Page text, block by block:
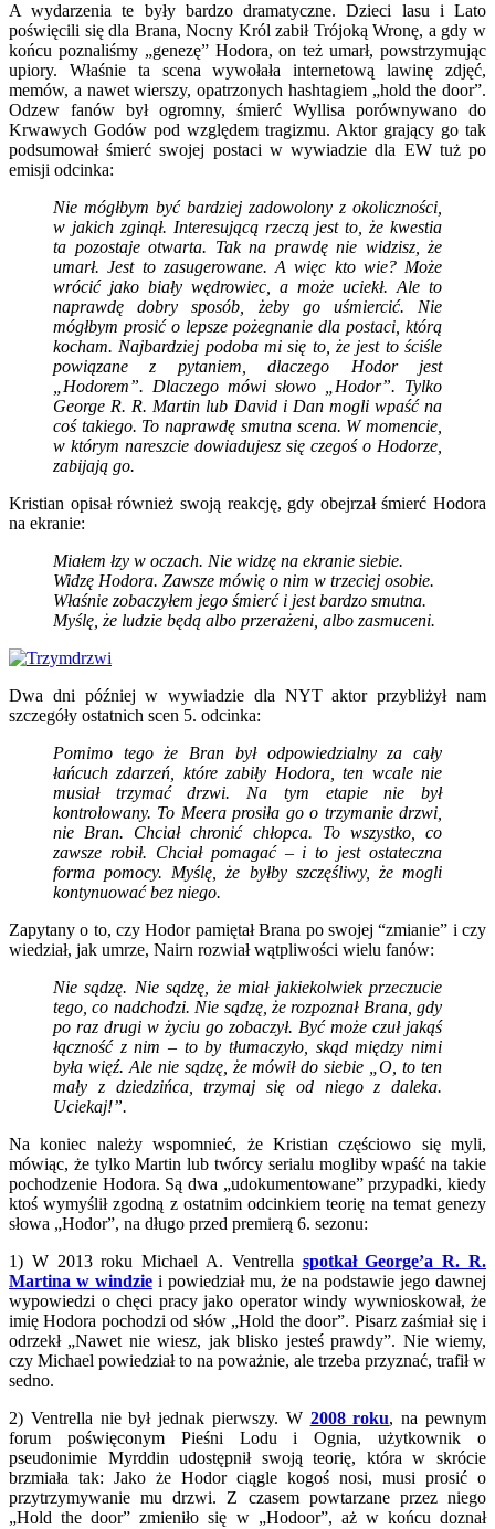
A wydarzenia te były bardzo dramatyczne. Dzieci lasu i Lato
poświęcili się dla Brana, Nocny Król zabił Trójoką Wronę, a gdy w
końcu poznaliśmy „genezę” Hodora, on też umarł, powstrzymując
upiory. Właśnie ta scena wywołała internetową lawinę zdjęć,
memów, a nawet wierszy, opatrzonych hashtagiem „hold the door”.
Odzew fanów był ogromny, śmierć Wyllisa porównywano do
Krwawych Godów pod względem tragizmu. Aktor grający go tak
podsumował śmierć swojej postaci w wywiadzie dla EW tuż po
emisji odcinka:
Nie mógłbym być bardziej zadowolony z okoliczności,
w jakich zginął. Interesującą rzeczą jest to, że kwestia
ta pozostaje otwarta. Tak na prawdę nie widzisz, że
umarł. Jest to zasugerowane. A więc kto wie? Może
wrócić jako biały wędrowiec, a może uciekł. Ale to
naprawdę dobry sposób, żeby go uśmiercić. Nie
mógłbym prosić o lepsze pożegnanie dla postaci, którą
kocham. Najbardziej podoba mi się to, że jest to ściśle
powiązane z pytaniem, dlaczego Hodor jest
„Hodorem”. Dlaczego mówi słowo „Hodor”. Tylko
George R. R. Martin lub David i Dan mogli wpaść na
coś takiego. To naprawdę smutna scena. W momencie,
w którym nareszcie dowiadujesz się czegoś o Hodorze,
zabijają go.
Kristian opisał również swoją reakcję, gdy obejrzał śmierć Hodora
na ekranie:
Miałem łzy w oczach. Nie widzę na ekranie siebie.
Widzę Hodora. Zawsze mówię o nim w trzeciej osobie.
Właśnie zobaczyłem jego śmierć i jest bardzo smutna.
Myślę, że ludzie będą albo przerażeni, albo zasmuceni.
Dwa dni później w wywiadzie dla NYT aktor przybliżył nam
szczegóły ostatnich scen 5. odcinka:
Pomimo tego że Bran był odpowiedzialny za cały
łańcuch zdarzeń, które zabiły Hodora, ten wcale nie
musiał trzymać drzwi. Na tym etapie nie był
kontrolowany. To Meera prosiła go o trzymanie drzwi,
nie Bran. Chciał chronić chłopca. To wszystko, co
zawsze robił. Chciał pomagać – i to jest ostateczna
forma pomocy. Myślę, że byłby szczęśliwy, że mogli
kontynuować bez niego.
Zapytany o to, czy Hodor pamiętał Brana po swojej “zmianie” i czy
wiedział, jak umrze, Nairn rozwiał wątpliwości wielu fanów:
Nie sądzę. Nie sądzę, że miał jakiekolwiek przeczucie
tego, co nadchodzi. Nie sądzę, że rozpoznał Brana, gdy
po raz drugi w życiu go zobaczył. Być może czuł jakąś
łączność z nim – to by tłumaczyło, skąd między nimi
była więź. Ale nie sądzę, że mówił do siebie „O, to ten
mały z dziedzińca, trzymaj się od niego z daleka.
Uciekaj!”.
Na koniec należy wspomnieć, że Kristian częściowo się myli,
mówiąc, że tylko Martin lub twórcy serialu mogliby wpaść na takie
pochodzenie Hodora. Są dwa „udokumentowane” przypadki, kiedy
ktoś wymyślił zgodną z ostatnim odcinkiem teorię na temat genezy
słowa „Hodor”, na długo przed premierą 6. sezonu:
1) W 2013 roku Michael A. Ventrella spotkał George’a R. R.
Martina w windziei powiedział mu, że na podstawie jego dawnej
wypowiedzi o chęci pracy jako operator windy wywnioskował, że
imię Hodora pochodzi od słów „Hold the door”. Pisarz zaśmiał się i
odrzekł „Nawet nie wiesz, jak blisko jesteś prawdy”. Nie wiemy,
czy Michael powiedział to na poważnie, ale trzeba przyznać, trafił w
sedno.
2) Ventrella nie był jednak pierwszy. W 2008 roku, na pewnym
forum poświęconym Pieśni Lodu i Ognia, użytkownik o
pseudonimie Myrddin udostępnił swoją teorię, która w skrócie
brzmiała tak: Jako że Hodor ciągle kogoś nosi, musi prosić o
przytrzymywanie mu drzwi. Z czasem powtarzane przez niego
„Hold the door” zmieniło się w „Hodoor”, aż w końcu doznał